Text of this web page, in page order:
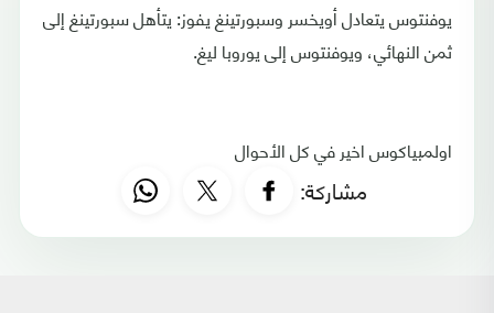
يوفنتوس يتعادل أويخسر وسبورتينغ يفوز: يتأهل سبورتينغ إلى
ثمن النهائي، ويوفنتوس إلى يوروبا ليغ.
اولمبياكوس اخير في كل الأحوال
مشاركة: